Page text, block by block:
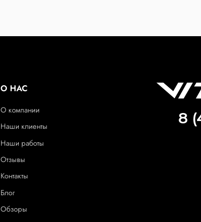
О НАС
О компании
Наши клиенты
Наши работы
Отзывы
Контакты
Блог
Обзоры
8